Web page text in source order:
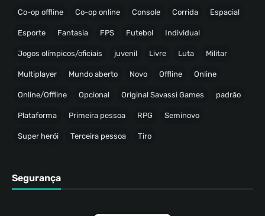
Co-op offline Co-op online Console Corrida Espacial
Esporte Fantasia FPS Futebol Individual
Jogos olímpicos/oficiais juvenil Livre Luta Militar
Multiplayer Mundo aberto Novo Offline Online
Online/Offline Opcional Original Savassi Games padrão
Plataforma Primeira pessoa RPG Seminovo
Super herói Terceira pessoa Tiro
Segurança